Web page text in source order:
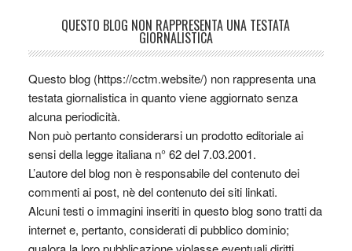
QUESTO BLOG NON RAPPRESENTA UNA TESTATA
GIORNALISTICA
Questo blog (https://cctm.website/) non rappresenta una
testata giornalistica in quanto viene aggiornato senza
alcuna periodicità.
Non può pertanto considerarsi un prodotto editoriale ai
sensi della legge italiana n° 62 del 7.03.2001.
L’autore del blog non è responsabile del contenuto dei
commenti ai post, nè del contenuto dei siti linkati.
Alcuni testi o immagini inseriti in questo blog sono tratti da
internet e, pertanto, considerati di pubblico dominio;